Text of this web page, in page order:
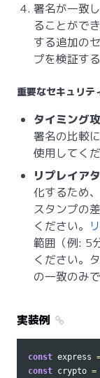
署名が一致
ることがで
する追加の
プを検証す
重要なセキュリテ
タイミング
署名の比較
使用してく
リプレイア
化するため
スタンプの
ください。
範囲（例: 5
ください。
の一致のみ
実装例
const express
const crypto =